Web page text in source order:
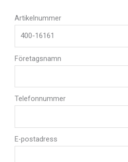
Artikelnummer
Företagsnamn
Telefonnummer
E-postadress